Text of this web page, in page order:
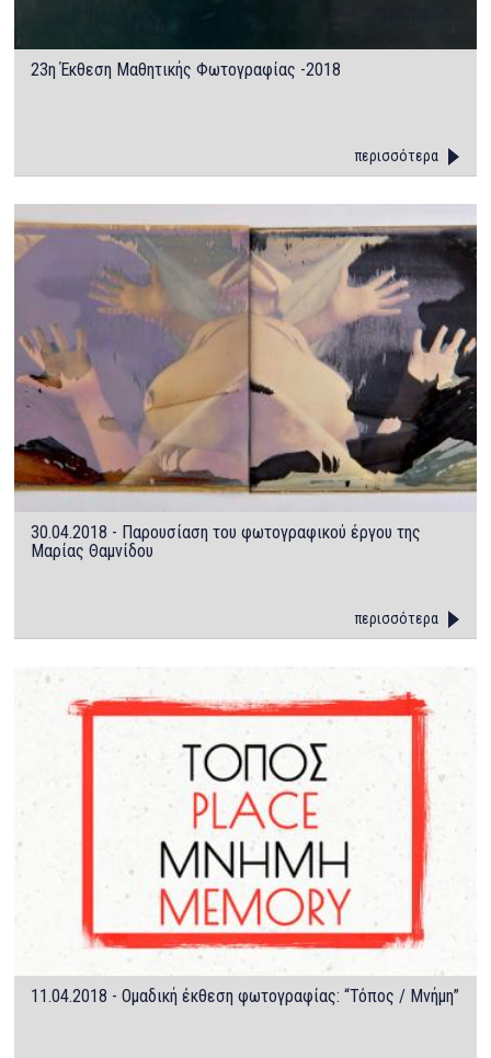
23η Έκθεση Μαθητικής Φωτογραφίας -2018
περισσότερα
30.04.2018 - Παρουσίαση του φωτογραφικού έργου της
Μαρίας Θαμνίδου
περισσότερα
11.04.2018 - Ομαδική έκθεση φωτογραφίας: “Τόπος / Μνήμη”